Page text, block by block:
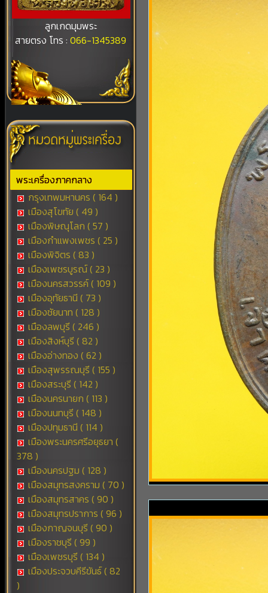
ลูกเกดมุมพระ
สายตรง โทร :066-1345389
พระเครื่องภาคกลาง
กรุงเทพมหานคร ( 164 )
เมืองสุโขทัย ( 49 )
เมืองพิษณุโลก ( 57 )
เมืองกำแพงเพชร ( 25 )
เมืองพิจิตร ( 83 )
เมืองเพชรบูรณ์ ( 23 )
เมืองนครสวรรค์ ( 109 )
เมืองอุทัยธานี ( 73 )
เมืองชัยนาท ( 128 )
เมืองลพบุรี ( 246 )
เมืองสิงห์บุรี ( 82 )
เมืองอ่างทอง ( 62 )
เมืองสุพรรณบุรี ( 155 )
เมืองสระบุรี ( 142 )
เมืองนครนายก ( 113 )
เมืองนนทบุรี ( 148 )
เมืองปทุมธานี ( 114 )
เมืองพระนครศรีอยุธยา (
378 )
เมืองนครปฐม ( 128 )
เมืองสมุทรสงคราม ( 70 )
เมืองสมุทรสาคร ( 90 )
เมืองสมุทรปราการ ( 96 )
เมืองกาญจนบุรี ( 90 )
เมืองราชบุรี ( 99 )
เมืองเพชรบุรี ( 134 )
เมืองประจวบคีรีขันธ์ ( 82
)